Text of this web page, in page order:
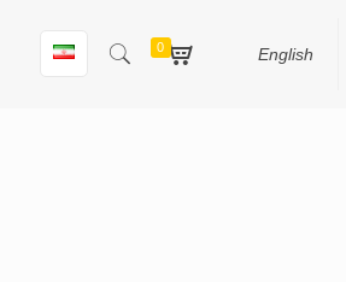
English
0